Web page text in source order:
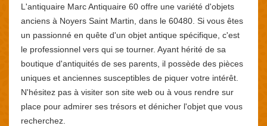
L'antiquaire Marc Antiquaire 60 offre une variété d'objets
anciens à Noyers Saint Martin, dans le 60480. Si vous êtes
un passionné en quête d'un objet antique spécifique, c'est
le professionnel vers qui se tourner. Ayant hérité de sa
boutique d'antiquités de ses parents, il possède des pièces
uniques et anciennes susceptibles de piquer votre intérêt.
N'hésitez pas à visiter son site web ou à vous rendre sur
place pour admirer ses trésors et dénicher l'objet que vous
recherchez.